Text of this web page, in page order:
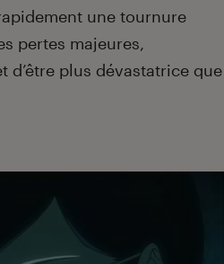
une tournure
pertes majeures,
d’être plus dévastatrice que